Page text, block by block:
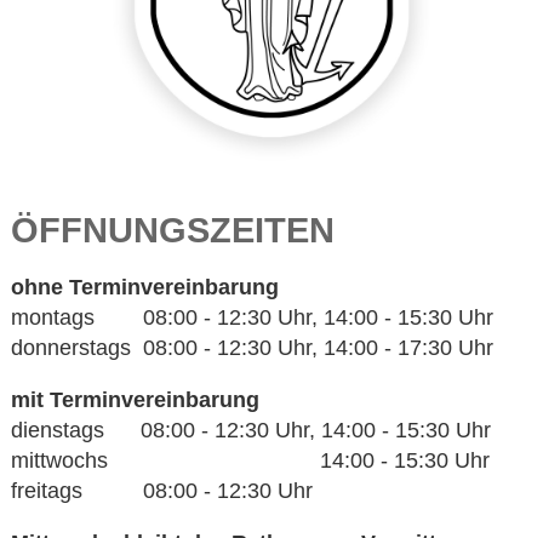
ÖFFNUNGSZEITEN
ohne Terminvereinbarung
montags 08:00 - 12:30 Uhr, 14:00 - 15:30 Uhr
donnerstags 08:00 - 12:30 Uhr, 14:00 - 17:30 Uhr
mit Terminvereinbarung
dienstags 08:00 - 12:30 Uhr, 14:00 - 15:30 Uhr
mittwochs 14:00 - 15:30 Uhr
freitags 08:00 - 12:30 Uhr